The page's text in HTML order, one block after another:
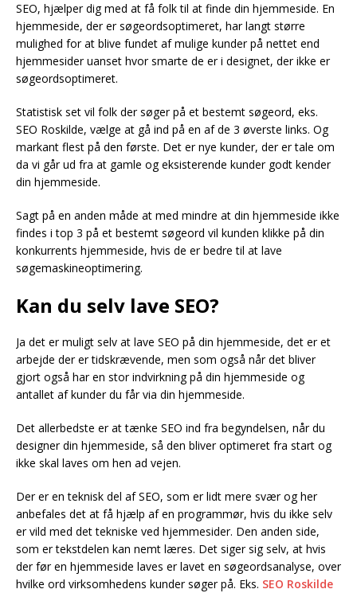
SEO, hjælper dig med at få folk til at finde din hjemmeside. En
hjemmeside, der er søgeordsoptimeret, har langt større
mulighed for at blive fundet af mulige kunder på nettet end
hjemmesider uanset hvor smarte de er i designet, der ikke er
søgeordsoptimeret.
Statistisk set vil folk der søger på et bestemt søgeord, eks.
SEO Roskilde, vælge at gå ind på en af de 3 øverste links. Og
markant flest på den første. Det er nye kunder, der er tale om
da vi går ud fra at gamle og eksisterende kunder godt kender
din hjemmeside.
Sagt på en anden måde at med mindre at din hjemmeside ikke
findes i top 3 på et bestemt søgeord vil kunden klikke på din
konkurrents hjemmeside, hvis de er bedre til at lave
søgemaskineoptimering.
Kan du selv lave SEO?
Ja det er muligt selv at lave SEO på din hjemmeside, det er et
arbejde der er tidskrævende, men som også når det bliver
gjort også har en stor indvirkning på din hjemmeside og
antallet af kunder du får via din hjemmeside.
Det allerbedste er at tænke SEO ind fra begyndelsen, når du
designer din hjemmeside, så den bliver optimeret fra start og
ikke skal laves om hen ad vejen.
Der er en teknisk del af SEO, som er lidt mere svær og her
anbefales det at få hjælp af en programmør, hvis du ikke selv
er vild med det tekniske ved hjemmesider. Den anden side,
som er tekstdelen kan nemt læres. Det siger sig selv, at hvis
der før en hjemmeside laves er lavet en søgeordsanalyse, over
hvilke ord virksomhedens kunder søger på. Eks. SEO Roskilde